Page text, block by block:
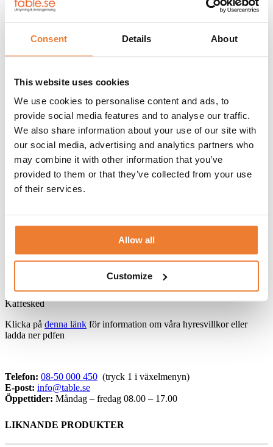
Consent Details About
This website uses cookies
We use cookies to personalise content and ads, to
provide social media features and to analyse our traffic.
We also share information about your use of our site with
our social media, advertising and analytics partners who
may combine it with other information that you’ve
provided to them or that they’ve collected from your use
of their services.
Allow all
Customize
Kuvert
3-
bas
mängd
Lägg till i varukorg
HYRESVILLKOR
KUNDTJÄNST
Komplett kuvert för 3-rätters middag. Bord, stolar, dukar och
servetter hyrs till separat.
INNEHÅLL:
Förrättstallrik 24 cm
Varmrättstallrik 26 cm
Desserttallrik 21 cm
Vitvinsglas Elegance 24,5 cl
Vattenglas
Kaffemugg med eller utan öra, kan variera
Varmrättsgaffel
Dessertgaffel
Kaffesked
Klicka på denna länk för information om våra hyresvillkor eller
ladda ner pdfen
Telefon: 08-50 000 450 (tryck 1 i växelmenyn)
E-post: info@table.se
Öppettider: Måndag – fredag 08.00 – 17.00
LIKNANDE PRODUKTER